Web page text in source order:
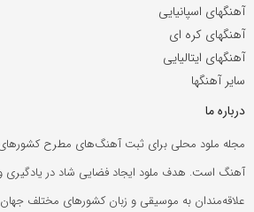
آهنگهای اسپانیایی
آهنگهای کره ای
آهنگهای ایتالیایی
سایر آهنگها
درباره ما
مجله ملود محلی برای ثبت آهنگ‌های مطرح
آهنگ است. هدف ملود ایجاد فضایی شاد در یادگیری
علاقه‌مندان به موسیقی و زبان کشورهای مختلف